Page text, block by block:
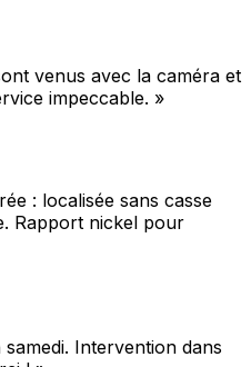
venus avec la caméra et
impeccable. »
: localisée sans casse
Rapport nickel pour
Intervention dans